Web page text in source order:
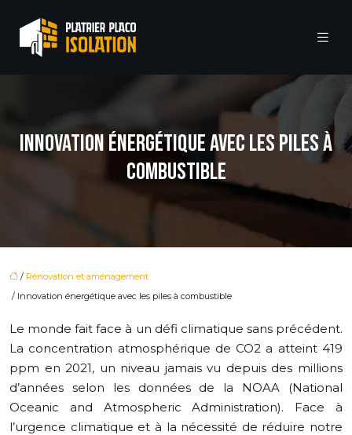
INNOVATION ÉNERGÉTIQUE AVEC LES PILES À
COMBUSTIBLE
/ Rénovation et aménagement
/ Innovation énergétique avec les piles à combustible
Le monde fait face à un défi climatique sans précédent.
La concentration atmosphérique de CO2 a atteint 419
ppm en 2021, un niveau jamais vu depuis des millions
d’années selon les données de la NOAA (National
Oceanic and Atmospheric Administration). Face à
l’urgence climatique et à la nécessité de réduire notre